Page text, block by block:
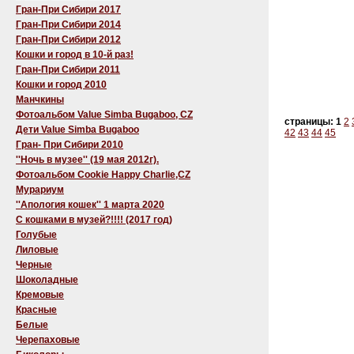
Гран-При Сибири 2017
Гран-При Сибири 2014
Гран-При Сибири 2012
Кошки и город в 10-й раз!
Гран-При Сибири 2011
Кошки и город 2010
Манчкины
Фотоальбом Value Simba Bugaboo, CZ
Дети Value Simba Bugaboo
Гран- При Сибири 2010
''Ночь в музее'' (19 мая 2012г).
Фотоальбом Cookie Happy Charlie,CZ
Мурариум
''Апология кошек'' 1 марта 2020
C кошками в музей?!!!! (2017 год)
Голубые
Лиловые
Черные
Шоколадные
Кремовые
Красные
Белые
Черепаховые
страницы: 1 2
42 43 44 45